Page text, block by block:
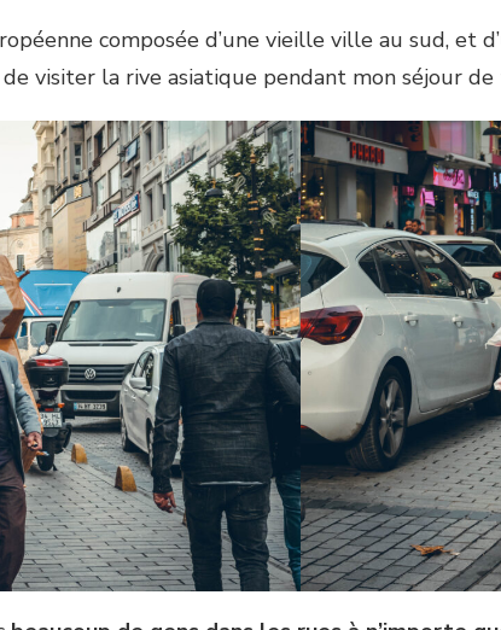
composée d’une vieille ville au sud, et
visiter la rive asiatique pendant mon séjour de